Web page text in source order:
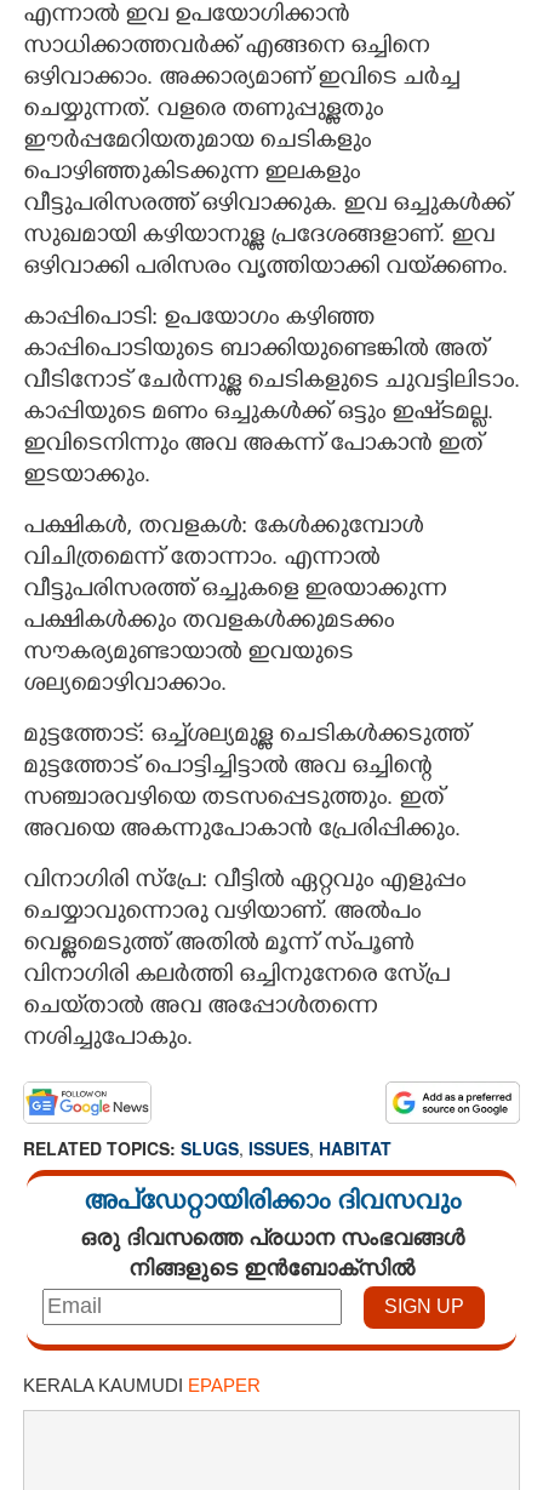
എന്നാൽ ഇവ ഉപയോഗിക്കാൻ
സാധിക്കാത്തവർക്ക് എങ്ങനെ ഒച്ചിനെ
ഒഴിവാക്കാം. അക്കാര്യമാണ് ഇവിടെ ചർച്ച
ചെയ്യുന്നത്. വളരെ തണുപ്പുള്ളതും
ഈർപ്പമേറിയതുമായ ചെടികളും
പൊഴിഞ്ഞുകിടക്കുന്ന ഇലകളും
വീട്ടുപരിസരത്ത് ഒഴിവാക്കുക. ഇവ ഒച്ചുകൾക്ക്
സുഖമായി കഴിയാനുള്ള പ്രദേശങ്ങളാണ്. ഇവ
ഒഴിവാക്കി പരിസരം വൃത്തിയാക്കി വയ്‌ക്കണം.
കാപ്പിപൊടി: ഉപയോഗം കഴിഞ്ഞ
കാപ്പിപൊടിയുടെ ബാക്കിയുണ്ടെങ്കിൽ അത്
വീടിനോട് ചേർന്നുള്ള ചെടികളുടെ ചുവട്ടിലിടാം.
കാപ്പിയുടെ മണം ഒച്ചുകൾക്ക് ഒട്ടും ഇഷ്‌ടമല്ല.
ഇവിടെനിന്നും അവ അകന്ന് പോകാൻ ഇത്
ഇടയാക്കും.
പക്ഷികൾ, തവളകൾ: കേൾക്കുമ്പോൾ
വിചിത്രമെന്ന് തോന്നാം. എന്നാൽ
വീട്ടുപരിസരത്ത് ഒച്ചുകളെ ഇരയാക്കുന്ന
പക്ഷികൾക്കും തവളകൾക്കുമടക്കം
സൗകര്യമുണ്ടായാൽ ഇവയുടെ
ശല്യമൊഴിവാക്കാം.
മുട്ടത്തോട്: ഒച്ച്ശല്യമുള്ള ചെടികൾക്കടുത്ത്
മുട്ടത്തോട് പൊട്ടിച്ചിട്ടാൽ അവ ഒച്ചിന്റെ
സഞ്ചാരവഴിയെ തടസപ്പെടുത്തും. ഇത്
അവയെ അകന്നുപോകാൻ പ്രേരിപ്പിക്കും.
വിനാഗിരി സ്‌പ്രേ: വീട്ടിൽ ഏറ്റവും എളുപ്പം
ചെയ്യാവുന്നൊരു വഴിയാണ്. അൽപം
വെള്ളമെടുത്ത് അതിൽ മൂന്ന് സ്‌പൂൺ
വിനാഗിരി കലർത്തി ഒച്ചിനുനേരെ സ്പ്രേ
ചെയ്‌താൽ അവ അപ്പോൾതന്നെ
നശിച്ചുപോകും.
RELATED TOPICS: SLUGS, ISSUES, HABITAT
അപ്ഡേറ്റായിരിക്കാം ദിവസവും
ഒരു ദിവസത്തെ പ്രധാന സംഭവങ്ങൾ
നിങ്ങളുടെ ഇൻബോക്സിൽ
KERALA KAUMUDI EPAPER